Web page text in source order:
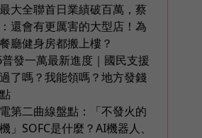
大全聯首日業績破百萬，蔡
還會有更厲害的大型店！為
廳健身房都搬上樓？
發一萬最新進度｜國民支援
了嗎？我能領嗎？地方發錢
第二曲線盤點：「不發火的
」SOFC是什麼？AI機器人、